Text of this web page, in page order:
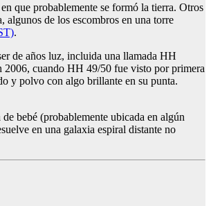
que probablemente se formó la tierra. Otros
algunos de los escombros en una torre
.
de años luz, incluida una llamada HH
2006, cuando HH 49/50 fue visto por primera
y polvo con algo brillante en su punta.
bebé (probablemente ubicada en algún
en una galaxia espiral distante no